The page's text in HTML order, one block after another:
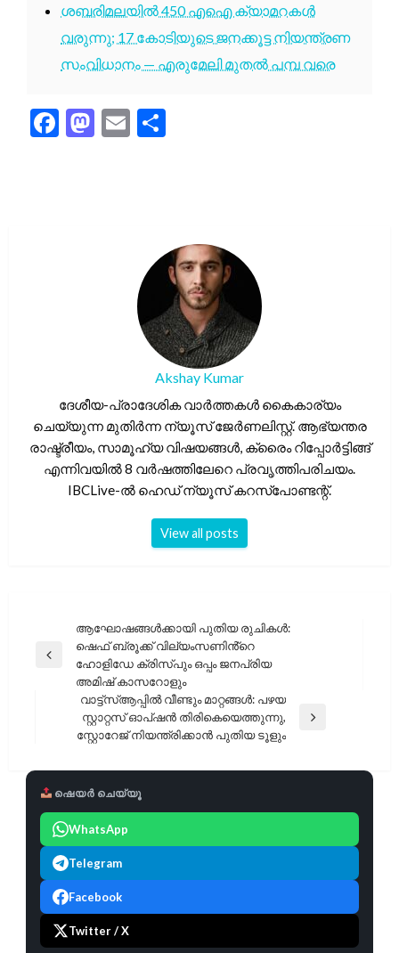
ശബരിമലയിൽ 450 എഐ ക്യാമറകൾ
വരുന്നു; 17 കോടിയുടെ ജനക്കൂട്ട നിയന്ത്രണ
സംവിധാനം — എരുമേലി മുതൽ പമ്പ വരെ
Facebook
Mastodon
Email
Akshay Kumar
ദേശീയ-പ്രാദേശിക വാർത്തകൾ കൈകാര്യം
ചെയ്യുന്ന മുതിർന്ന ന്യൂസ് ജേർണലിസ്റ്റ്. ആഭ്യന്തര
രാഷ്ട്രീയം, സാമൂഹ്യ വിഷയങ്ങൾ, ക്രൈം റിപ്പോർട്ടിങ്ങ്
എന്നിവയിൽ 8 വർഷത്തിലേറെ പ്രവൃത്തിപരിചയം.
IBCLive-ൽ ഹെഡ് ന്യൂസ് കറസ്പോണ്ടന്റ്.
View all posts
പോസ്റ്റുകളിലൂടെ
Previous
ആഘോഷങ്ങൾക്കായി പുതിയ രുചികൾ:
ഷെഫ് ബ്രൂക്ക് വില്യംസണിൻ്റെ
ഹോളിഡേ ക്രിസ്പും ഒപ്പം ജനപ്രിയ
അമിഷ് കാസറോളും
വാട്ട്സ്ആപ്പിൽ വീണ്ടും മാറ്റങ്ങൾ: പഴയ
സ്റ്റാറ്റസ് ഓപ്ഷൻ തിരികെയെത്തുന്നു,
സ്റ്റോറേജ് നിയന്ത്രിക്കാൻ പുതിയ ടൂളും
ഷെയർ ചെയ്യൂ
WhatsApp
Telegram
Facebook
Twitter / X